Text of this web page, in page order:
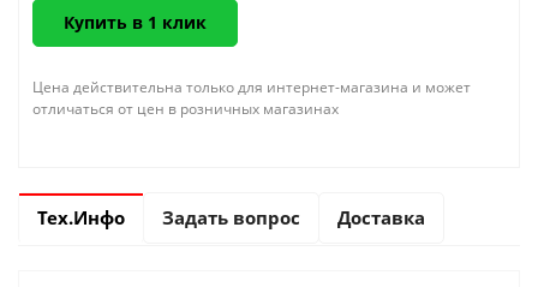
Купить в 1 клик
Цена действительна только для интернет-магазина и может
отличаться от цен в розничных магазинах
Тех.Инфо Задать вопрос Доставка